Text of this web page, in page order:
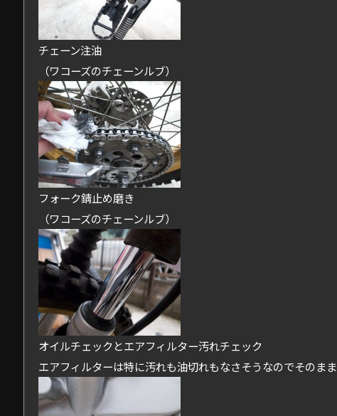
チェーン注油
（ワコーズのチェーンルブ）
フォーク錆止め磨き
（ワコーズのチェーンルブ）
オイルチェックとエアフィルター汚れチェック
エアフィルターは特に汚れも油切れもなさそうなのでそのまま